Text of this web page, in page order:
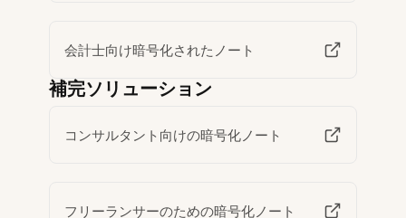
会計士向け暗号化されたノート
補完ソリューション
コンサルタント向けの暗号化ノート
フリーランサーのための暗号化ノート